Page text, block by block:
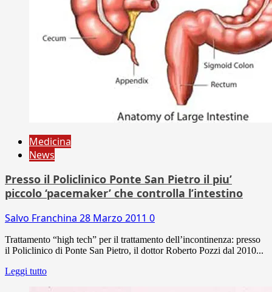
Medicina
News
Presso il Policlinico Ponte San Pietro il piu’
piccolo ‘pacemaker’ che controlla l’intestino
Salvo Franchina 28 Marzo 2011 0
Trattamento “high tech” per il trattamento dell’incontinenza: presso
il Policlinico di Ponte San Pietro, il dottor Roberto Pozzi dal 2010...
Leggi tutto